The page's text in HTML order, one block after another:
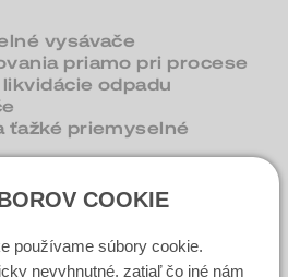
vysávače
priamo pri procese
odpadu
ťažké priemyselné
COOKIE
používame súbory cookie.
nevyhnutné, zatiaľ čo iné nám